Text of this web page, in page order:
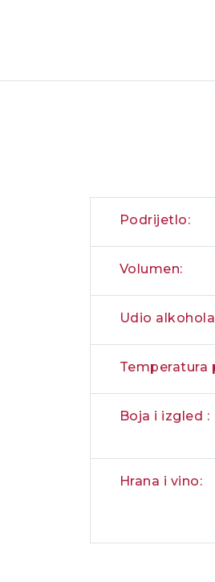
Podrijetlo:
Volumen:
Udio
Temperatura
Boja i izgled :
Hrana i vino: